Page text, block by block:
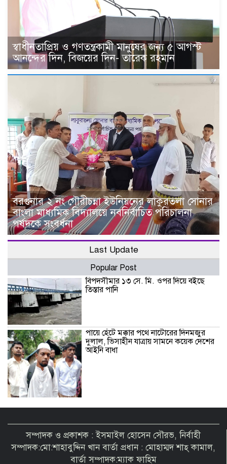
স্বাধীনতাপ্রিয় ও গণতন্ত্রকামী মানুষের জন্য ৫ আগস্ট
আনন্দের দিন, বিজয়ের দিন- তারেক রহমান
বরগুনার ২ নং গৌরীচন্না ইউনিয়নের লাকুরতলা সোনার
বাংলা মাধ্যমিক বিদ্যালয়ে নবনির্বাচিত পরিচালনা
পর্ষদকে সংবর্ধনা
Last Update
Popular Post
বিপদসীমার ১৩ সে. মি. ওপর দিয়ে বইছে
তিস্তার পানি
পায়ে হেঁটে মক্কার পথে নাটোরের দিনমজুর
দুলাল, ভিসাহীন যাত্রায় সামনে কয়েক দেশের
আইনি বাধা
বরগুনায় চাচা শশুরের লোকজনের হামলায়
সম্পাদক ও প্রকাশক : ইসমাইল হোসেন সৌরভ, নির্বাহী
সম্পাদক:মো:শাহাবুদ্দিন খান বার্তা প্রধান : মোহাম্মদ শাহ্ কামাল,
বার্তা সম্পাদক:ম্যাক ফাহিম